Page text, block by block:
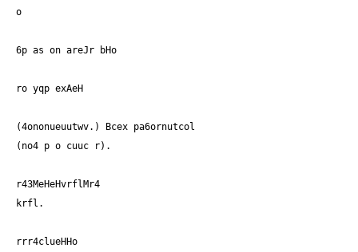
o
6p as on areJr bHo
ro yqp exAeH
(4ononueuutwv.) Bcex pa6ornutcol
(no4 p o cuuc r).
r43MeHeHvrflMr4
krfl.
rrr4clueHHo